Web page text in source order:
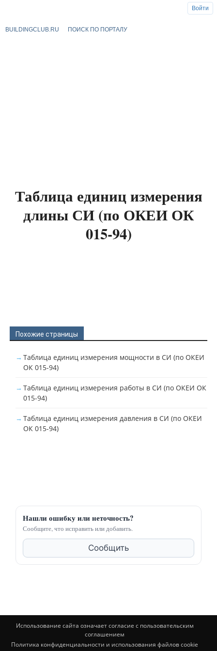
BUILDINGCLUB.RU ПОИСК ПО ПОРТАЛУ
Таблица единиц измерения
длины СИ (по ОКЕИ ОК
015-94)
Похожие страницы
Таблица единиц измерения мощности в СИ (по ОКЕИ
ОК 015-94)
Таблица единиц измерения работы в СИ (по ОКЕИ ОК
015-94)
Таблица единиц измерения давления в СИ (по ОКЕИ
ОК 015-94)
Нашли ошибку или неточность?
Сообщите, что исправить или добавить.
Сообщить
Использование сайта означает согласие с пользовательским
соглашением
Политика конфиденциальности и использования файлов cookie
Войти